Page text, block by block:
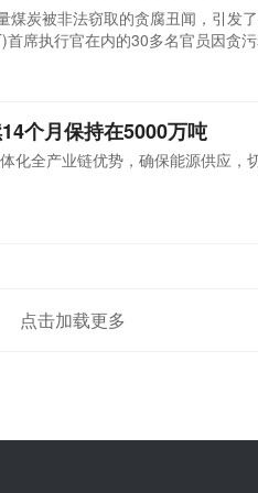
煤炭被非法窃取的贪腐丑闻，引发
席执行官在内的30多名官员因贪
个月保持在5000万吨
化全产业链优势，确保能源供应，